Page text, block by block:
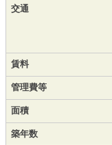
交通
賃料
管理費等
面積
築年数